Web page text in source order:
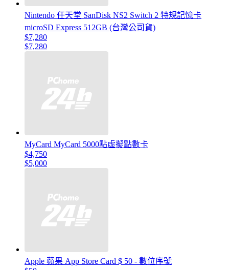
Nintendo 任天堂 SanDisk NS2 Switch 2 特規記憶卡
microSD Express 512GB (台灣公司貨)
$7,280
$7,280
MyCard MyCard 5000點虛擬點數卡
$4,750
$5,000
Apple 蘋果 App Store Card $ 50 - 數位序號